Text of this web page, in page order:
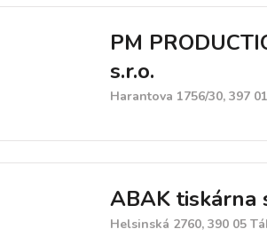
PM
s.r.o.
Harantova 1756/30, 397
ABAK tiskárna
Helsinská 2760, 390 05